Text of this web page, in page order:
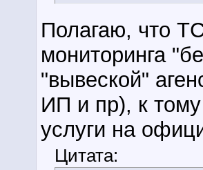
Полагаю, что
мониторинга
"вывеской"
ИП и пр), к
услуги на
Цитата: